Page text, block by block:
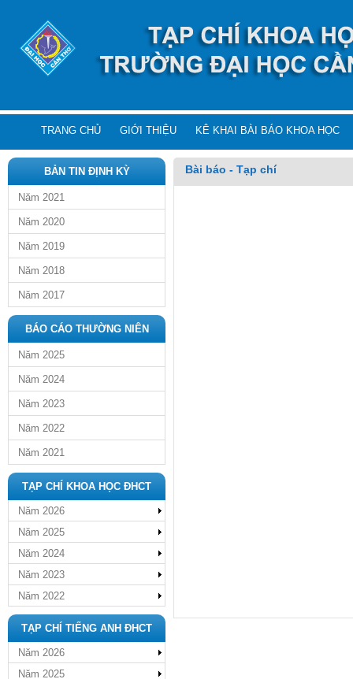
TRANG CHỦ GIỚI THIỆU KÊ KHAI BÀI BÁO KHOA HỌC
BẢN TIN ĐỊNH KỲ
Năm 2021
Năm 2020
Năm 2019
Năm 2018
Năm 2017
BÁO CÁO THƯỜNG NIÊN
Năm 2025
Năm 2024
Năm 2023
Năm 2022
Năm 2021
TẠP CHÍ KHOA HỌC ĐHCT
Năm 2026
Năm 2025
Năm 2024
Năm 2023
Năm 2022
TẠP CHÍ TIẾNG ANH ĐHCT
Năm 2026
Năm 2025
Bài báo - Tạp chí